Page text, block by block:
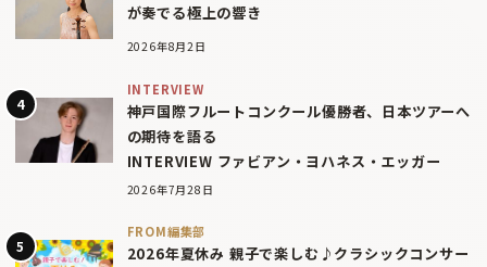
が奏でる極上の響き
2026年8月2日
INTERVIEW
神戸国際フルートコンクール優勝者、日本ツアーへ
の期待を語る
INTERVIEW ファビアン・ヨハネス・エッガー
2026年7月28日
FROM編集部
2026年夏休み 親子で楽しむ♪クラシックコンサー